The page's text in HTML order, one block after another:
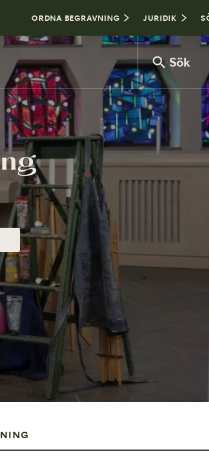
ORDNA BEGRAVNING JURIDIK
Sök
Var sitter man i kyrkan?
Hålla tal vid begravning